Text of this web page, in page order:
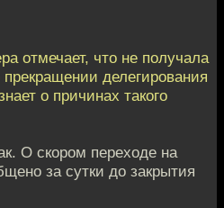
отмечает, что не получала
делегирования
о причинах такого
О скором переходе на
за сутки до закрытия